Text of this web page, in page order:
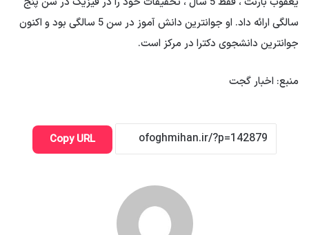
سالگی ارائه داد. او جوانترین دانش آموز در سن 5 سالگی بود و اکنون
جوانترین دانشجوی دکترا در مرکز است.
منبع: اخبار گجت
Copy URL